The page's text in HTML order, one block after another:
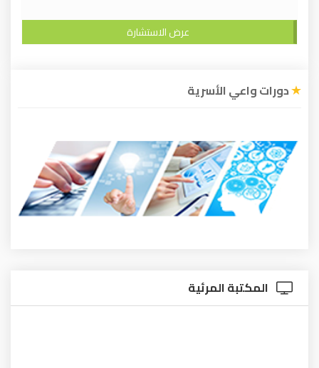
عرض الاستشارة
دورات واعي الأسرية
المكتبة المرئية